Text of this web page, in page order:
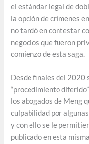
el estándar legal de
la opción de crímenes
no tardó en contestar
negocios que fueron
comienzo de esta saga.
Desde finales del 2020
“procedimiento
los abogados de Meng
culpabilidad por
y con ello se le
publicado en esta